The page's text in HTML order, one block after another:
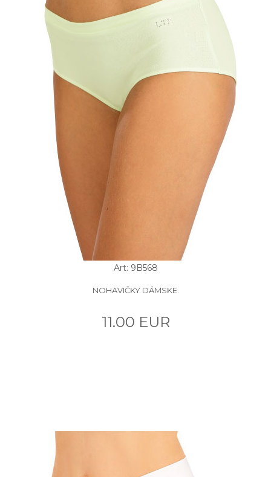
Art: 9B568
NOHAVIČKY DÁMSKE.
11.00 EUR